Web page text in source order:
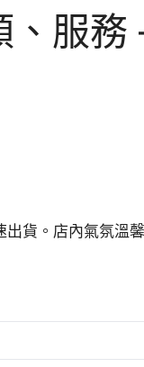
服務
貨。店內氣氛溫